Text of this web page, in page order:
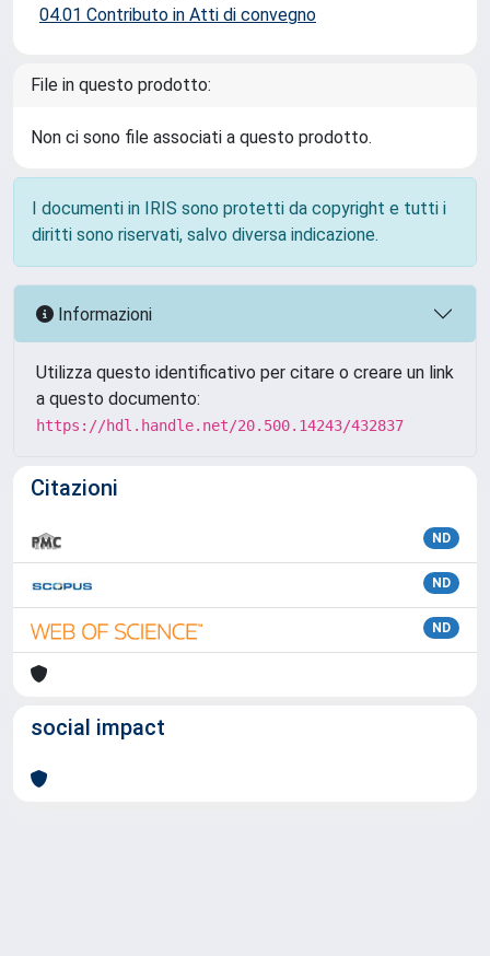
04.01 Contributo in Atti di convegno
File in questo prodotto:
Non ci sono file associati a questo prodotto.
I documenti in IRIS sono protetti da copyright e tutti i
diritti sono riservati, salvo diversa indicazione.
Informazioni
Utilizza questo identificativo per citare o creare un link
a questo documento:
https://hdl.handle.net/20.500.14243/432837
Citazioni
ND
ND
ND
social impact